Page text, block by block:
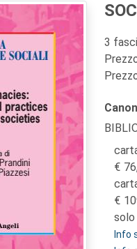
3
solo
Info